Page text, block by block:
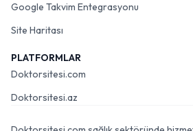
Google Takvim Entegrasyonu
Site Haritası
PLATFORMLAR
Doktorsitesi.com
Doktorsitesi.az